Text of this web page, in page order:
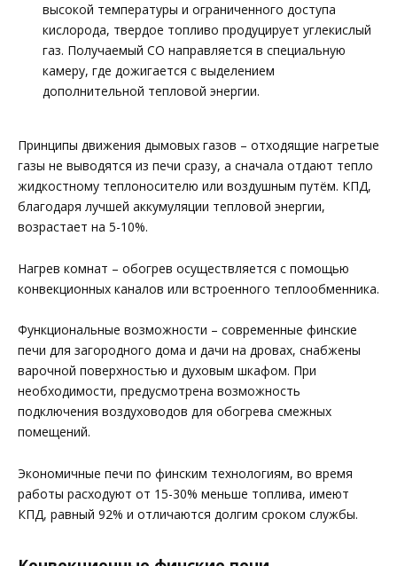
высокой температуры и ограниченного доступа
кислорода, твердое топливо продуцирует углекислый
газ. Получаемый CO направляется в специальную
камеру, где дожигается с выделением
дополнительной тепловой энергии.
Принципы движения дымовых газов – отходящие нагретые
газы не выводятся из печи сразу, а сначала отдают тепло
жидкостному теплоносителю или воздушным путём. КПД,
благодаря лучшей аккумуляции тепловой энергии,
возрастает на 5-10%.
Нагрев комнат – обогрев осуществляется с помощью
конвекционных каналов или встроенного теплообменника.
Функциональные возможности – современные финские
печи для загородного дома и дачи на дровах, снабжены
варочной поверхностью и духовым шкафом. При
необходимости, предусмотрена возможность
подключения воздуховодов для обогрева смежных
помещений.
Экономичные печи по финским технологиям, во время
работы расходуют от 15-30% меньше топлива, имеют
КПД, равный 92% и отличаются долгим сроком службы.